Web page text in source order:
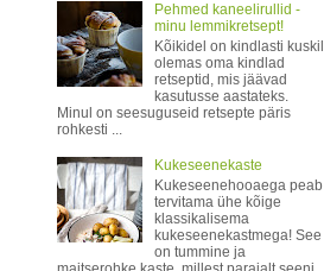
Pehmed kaneelirullid -
minu lemmikretsept!
Kõikidel on kindlasti kuskil
olemas oma kindlad
retseptid, mis jäävad
kasutusse aastateks.
Minul on seesuguseid retsepte päris
rohkesti ...
Kukeseenekaste
Kukeseenehooaega peab
tervitama ühe kõige
klassikalisema
kukeseenekastmega! See
on tummine ja